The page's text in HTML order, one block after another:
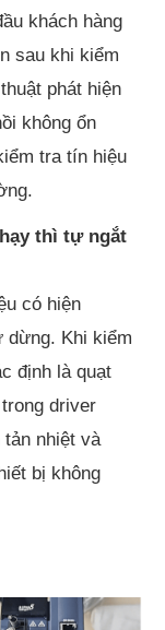
khách hàng
sau khi kiểm
phát hiện
không ổn
tra tín hiệu
thì tự ngắt
có hiện
dừng. Khi kiểm
định là quạt
driver
nhiệt và
bị không